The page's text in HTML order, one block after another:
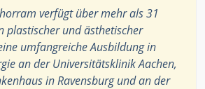
verfügt über mehr als 31
plastischer und ästhetischer
umfangreiche Ausbildung in
an der Universitätsklinik Aachen,
in Ravensburg und an der